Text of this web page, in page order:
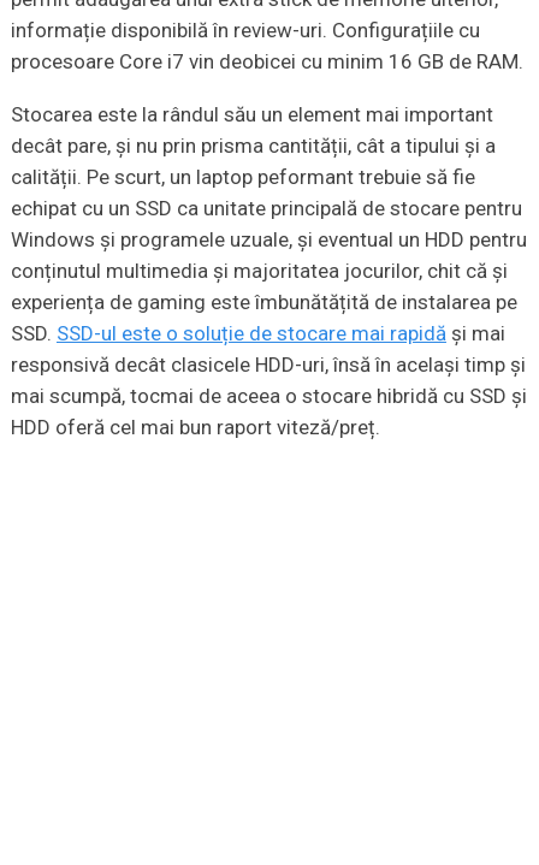
informație disponibilă în review-uri. Configurațiile cu
procesoare Core i7 vin deobicei cu minim 16 GB de RAM.
Stocarea este la rândul său un element mai important
decât pare, și nu prin prisma cantității, cât a tipului și a
calității. Pe scurt, un laptop peformant trebuie să fie
echipat cu un SSD ca unitate principală de stocare pentru
Windows și programele uzuale, și eventual un HDD pentru
conținutul multimedia și majoritatea jocurilor, chit că și
experiența de gaming este îmbunătățită de instalarea pe
SSD. SSD-ul este o soluție de stocare mai rapidă și mai
responsivă decât clasicele HDD-uri, însă în același timp și
mai scumpă, tocmai de aceea o stocare hibridă cu SSD și
HDD oferă cel mai bun raport viteză/preț.